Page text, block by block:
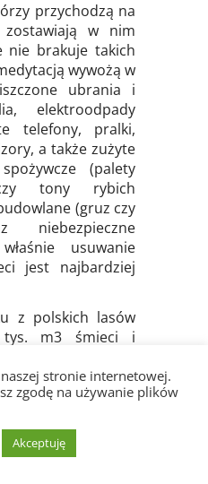
przychodzą na
w nim
nie brakuje takich
wywożą w
ubrania i
elektroodpady
telefony, pralki,
a także zużyte
(palety
tony rybich
(gruz czy
niebezpieczne
usuwanie
jest najbardziej
z polskich lasów
tys. m3 śmieci i
je ustawić w
korek od Pałacu
kosztowna góra
więc o to, żeby w
stronie internetowej.
zgodę na używanie plików
Akceptuję